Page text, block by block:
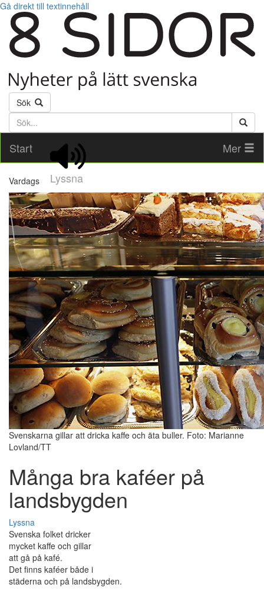
Gå direkt till textinnehåll
Sök
Söktext
Start
Lyssna
Mer
Vardags
Svenskarna gillar att dricka kaffe och äta buller. Foto: Marianne
Lovland/TT
Många bra kaféer på
landsbygden
Lyssna
Svenska folket dricker
mycket kaffe och gillar
att gå på kafé.
Det finns kaféer både i
städerna och på landsbygden.